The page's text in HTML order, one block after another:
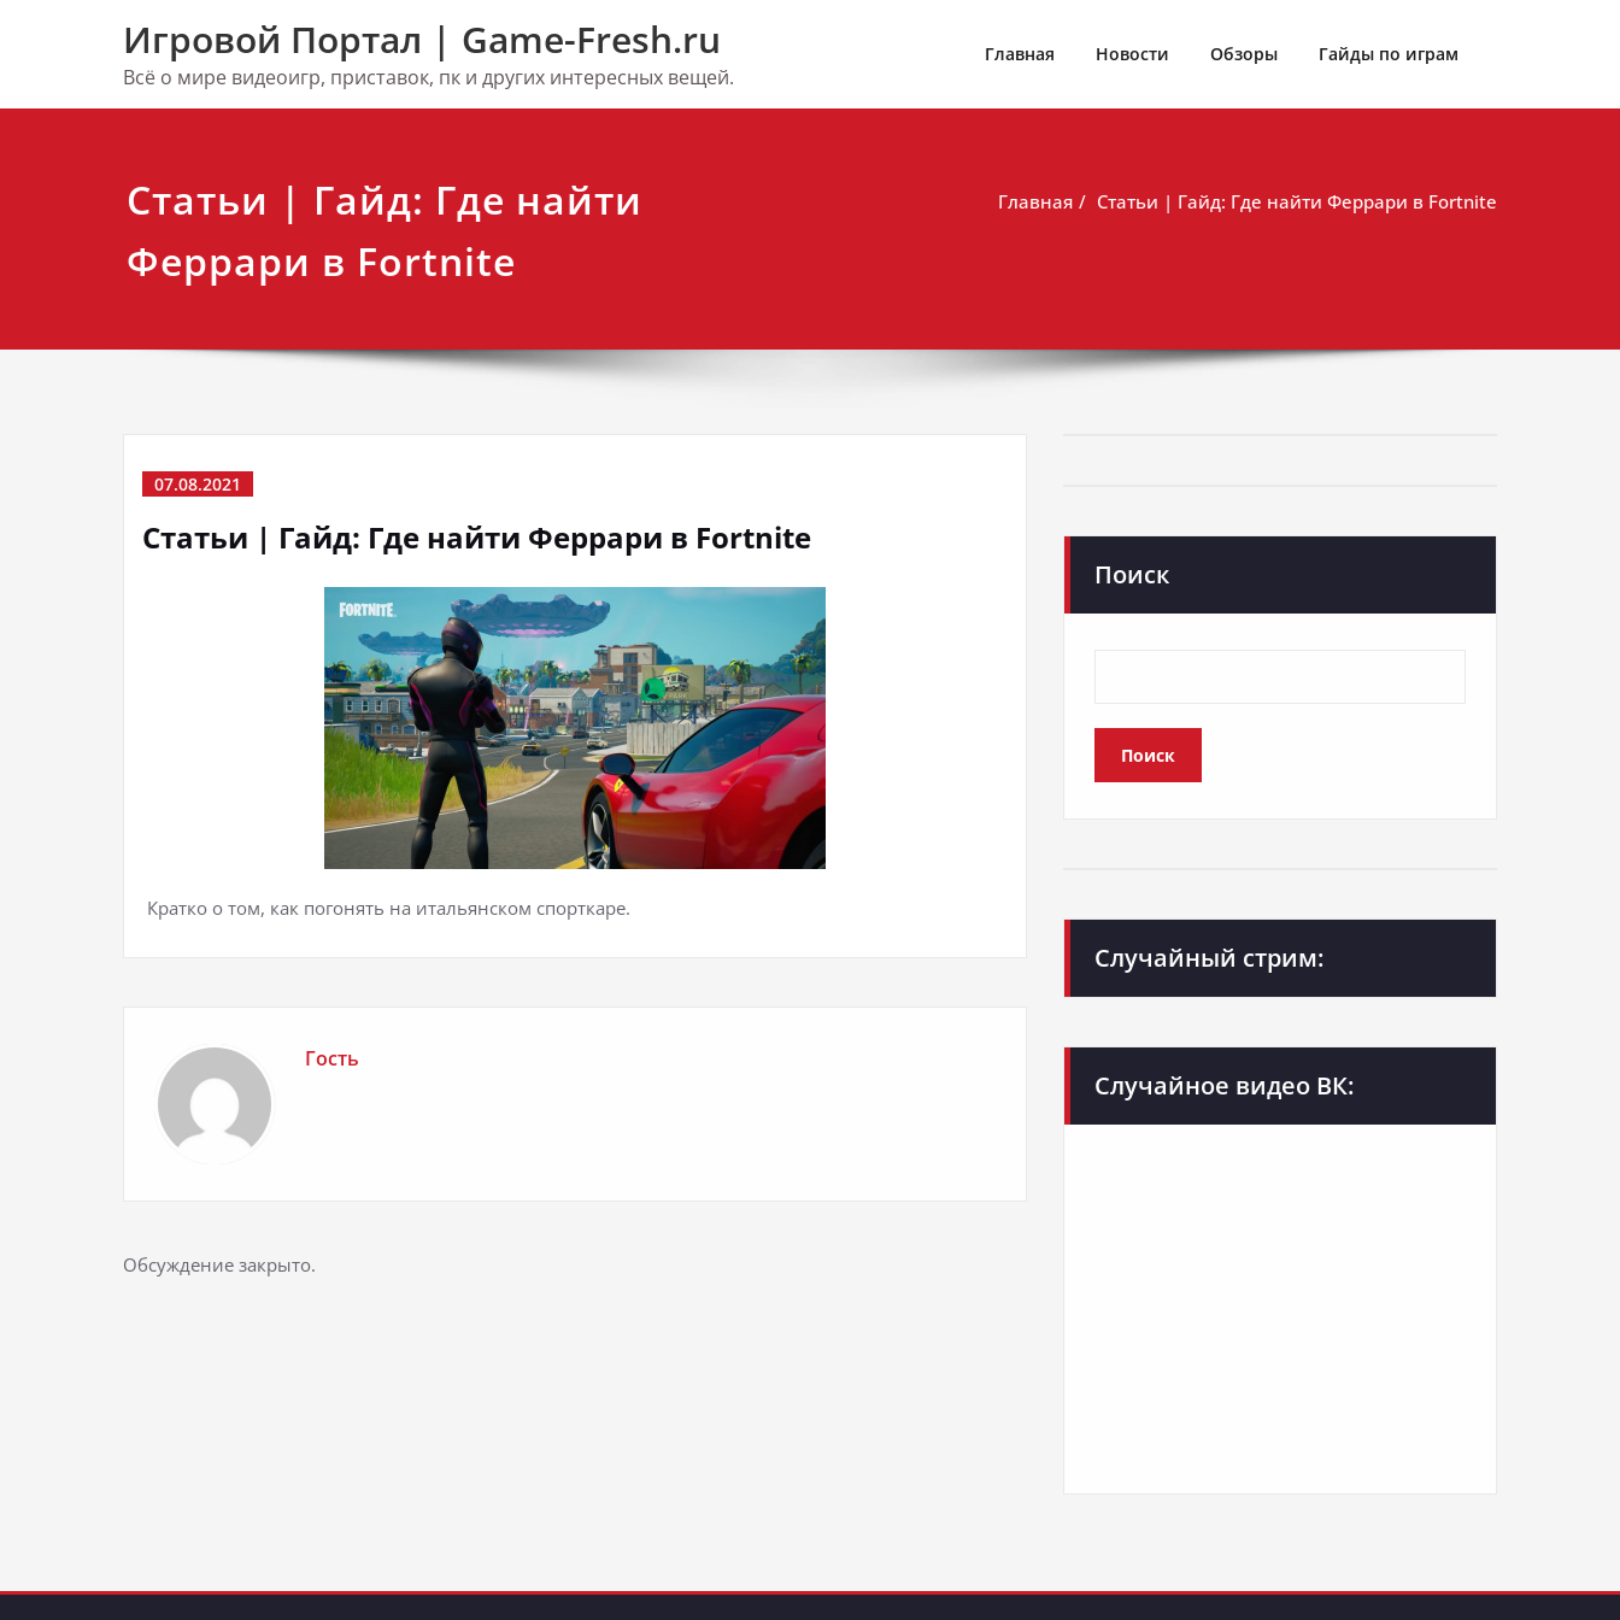
Игровой Портал | Game-Fresh.ru
Всё о мире видеоигр, приставок, пк и других интересных вещей.
Главная Новости Обзоры Гайды по играм
Статьи | Гайд: Где найти
Феррари в Fortnite
Главная Статьи | Гайд: Где найти Феррари в Fortnite
07.08.2021
Статьи | Гайд: Где найти Феррари в Fortnite
Кратко о том, как погонять на итальянском спорткаре.
Гость
Обсуждение закрыто.
Поиск
Поиск
Случайный стрим:
Случайное видео ВК: